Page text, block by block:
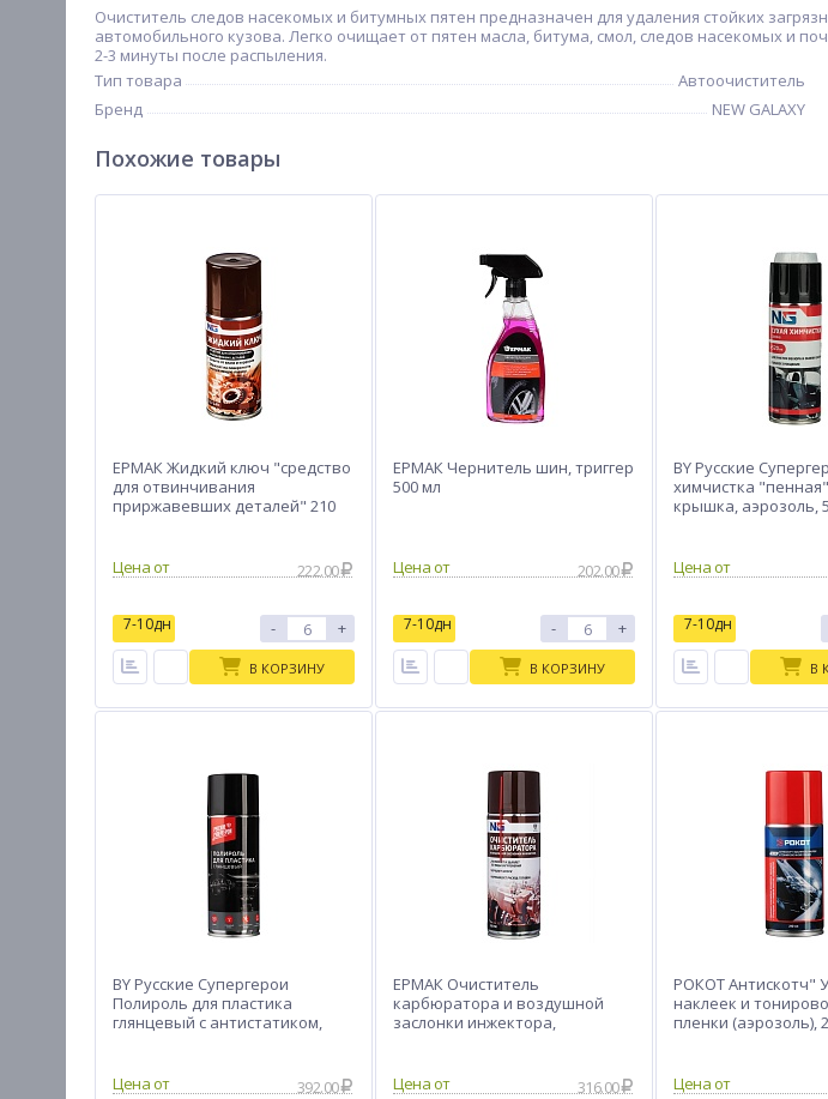
Очиститель следов насекомых и битумных пятен предназначен для удаления стойких
автомобильного кузова. Легко очищает от пятен масла, битума, смол, следов насекомых и
2-3 минуты после распыления.
Тип товара
Автоочиститель
Бренд
NEW GALAXY
Похожие товары
ЕРМАК Жидкий ключ "средство
для отвинчивания
приржавевших деталей" 210
Цена от
222.00
7-10дн - +
В КОРЗИНУ
ЕРМАК Чернитель шин, триггер
500 мл
Цена от 202.00
7-10дн - +
В КОРЗИНУ
BY Русские
химчистка
крышка, аэрозоль,
Цена от
7-10дн
В
BY Русские Супергерои
Полироль для пластика
глянцевый с антистатиком,
Цена от
392.00
ЕРМАК Очиститель
карбюратора и воздушной
заслонки инжектора,
Цена от
316.00
РОКОТ Антискотч"
наклеек и
пленки (аэрозоль),
Цена от